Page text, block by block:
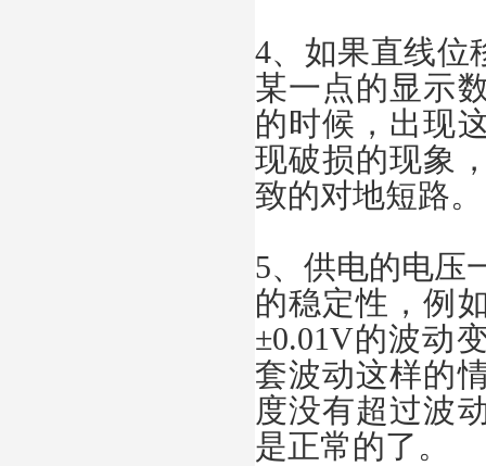
4、如果直线位
某一点的显示
的时候，出现
现破损的现象
致的对地短路。
5、供电的电压
的稳定性，例
±0.01V的波动
套波动这样的
度没有超过波
是正常的了。